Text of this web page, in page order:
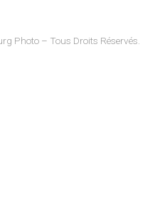
Photo – Tous Droits Réservés.